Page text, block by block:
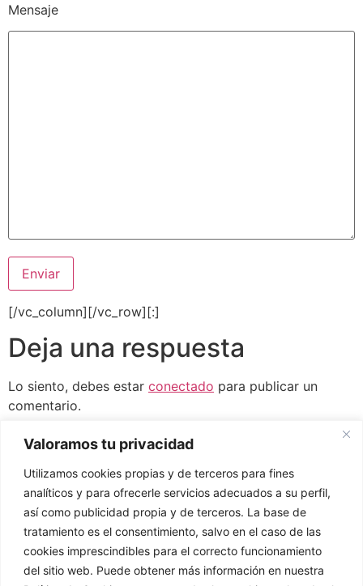
Valoramos tu privacidad
Utilizamos cookies propias y de terceros para fines
analíticos y para ofrecerle servicios adecuados a su perfil,
así como publicidad propia y de terceros. La base de
tratamiento es el consentimiento, salvo en el caso de las
cookies imprescindibles para el correcto funcionamiento
del sitio web. Puede obtener más información en nuestra
Mensaje
[/vc_column][/vc_row][:]
Deja una respuesta
Lo siento, debes estar conectado para publicar un
comentario.